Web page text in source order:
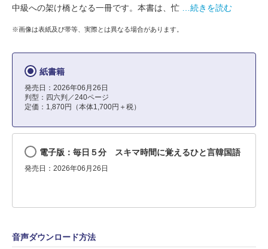
中級への架け橋となる一冊です。本書は、忙
…続きを読む
※画像は表紙及び帯等、実際とは異なる場合があります。
紙書籍
発売日：2026年06月26日
判型：四六判／240ページ
定価：1,870円（本体1,700円＋税）
電子版：毎日５分 スキマ時間に覚えるひと言韓国語
発売日：2026年06月26日
音声ダウンロード方法